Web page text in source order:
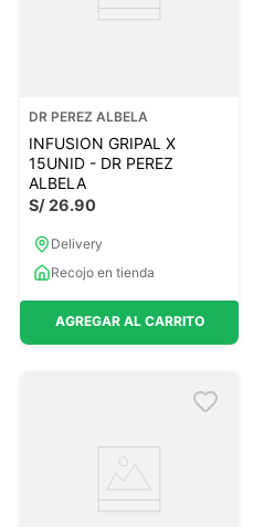
DR PEREZ ALBELA
INFUSION GRIPAL X
15UNID - DR PEREZ
ALBELA
S/26.90
Delivery
Recojo en tienda
AGREGAR AL CARRITO